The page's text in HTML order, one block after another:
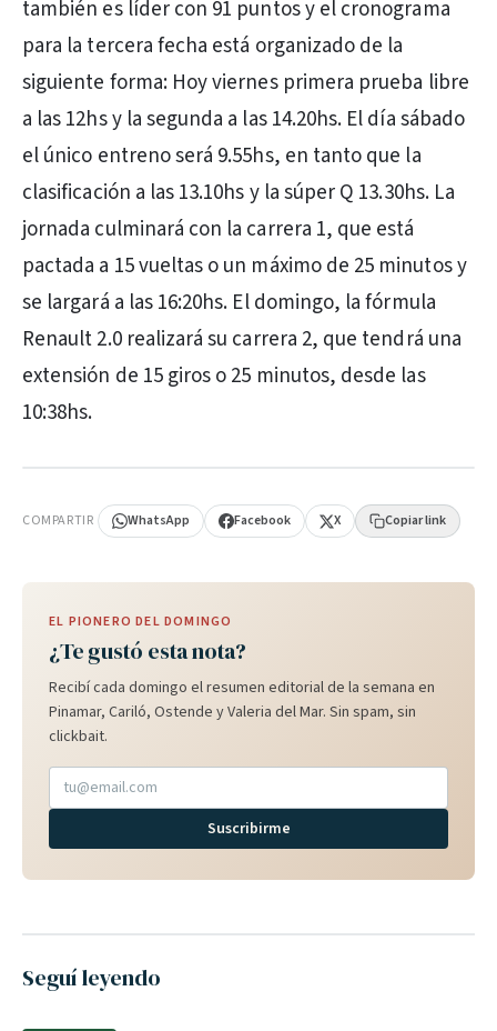
también es líder con 91 puntos y el cronograma
para la tercera fecha está organizado de la
siguiente forma: Hoy viernes primera prueba libre
a las 12hs y la segunda a las 14.20hs. El día sábado
el único entreno será 9.55hs, en tanto que la
clasificación a las 13.10hs y la súper Q 13.30hs. La
jornada culminará con la carrera 1, que está
pactada a 15 vueltas o un máximo de 25 minutos y
se largará a las 16:20hs. El domingo, la fórmula
Renault 2.0 realizará su carrera 2, que tendrá una
extensión de 15 giros o 25 minutos, desde las
10:38hs.
COMPARTIR WhatsApp Facebook X Copiar link
EL PIONERO DEL DOMINGO
¿Te gustó esta nota?
Recibí cada domingo el resumen editorial de la semana en
Pinamar, Cariló, Ostende y Valeria del Mar. Sin spam, sin
clickbait.
Suscribirme
Seguí leyendo